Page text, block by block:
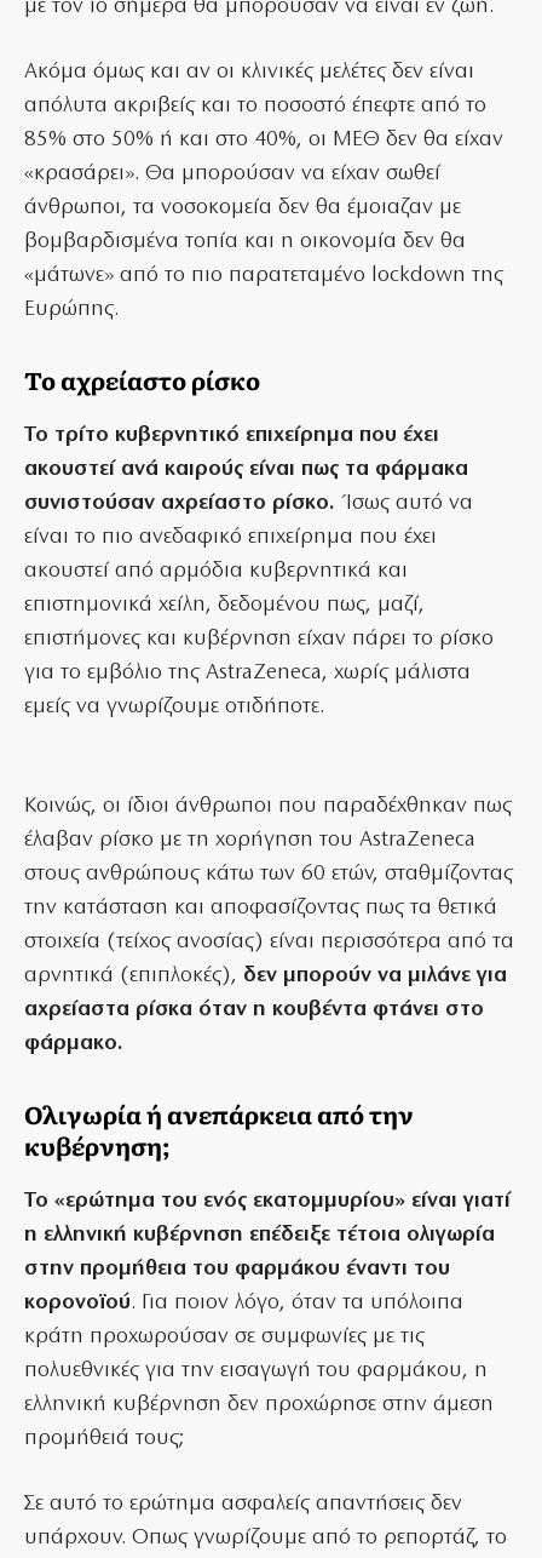
με τον ιό σήμερα θα μπορούσαν να είναι εν ζωή.
Ακόμα όμως και αν οι κλινικές μελέτες δεν είναι
απόλυτα ακριβείς και το ποσοστό έπεφτε από το
85% στο 50% ή και στο 40%, οι ΜΕΘ δεν θα είχαν
«κρασάρει». Θα μπορούσαν να είχαν σωθεί
άνθρωποι, τα νοσοκομεία δεν θα έμοιαζαν με
βομβαρδισμένα τοπία και η οικονομία δεν θα
«μάτωνε» από το πιο παρατεταμένο lockdown της
Ευρώπης.
Το αχρείαστο ρίσκο
Το τρίτο κυβερνητικό επιχείρημα που έχει
ακουστεί ανά καιρούς είναι πως τα φάρμακα
συνιστούσαν αχρείαστο ρίσκο. Ίσως αυτό να
είναι το πιο ανεδαφικό επιχείρημα που έχει
ακουστεί από αρμόδια κυβερνητικά και
επιστημονικά χείλη, δεδομένου πως, μαζί,
επιστήμονες και κυβέρνηση είχαν πάρει το ρίσκο
για το εμβόλιο της AstraZeneca, χωρίς μάλιστα
εμείς να γνωρίζουμε οτιδήποτε.
Κοινώς, οι ίδιοι άνθρωποι που παραδέχθηκαν πως
έλαβαν ρίσκο με τη χορήγηση του AstraZeneca
στους ανθρώπους κάτω των 60 ετών, σταθμίζοντας
την κατάσταση και αποφασίζοντας πως τα θετικά
στοιχεία (τείχος ανοσίας) είναι περισσότερα από τα
αρνητικά (επιπλοκές), δεν μπορούν να μιλάνε για
αχρείαστα ρίσκα όταν η κουβέντα φτάνει στο
φάρμακο.
Ολιγωρία ή ανεπάρκεια από την
κυβέρνηση;
Το «ερώτημα του ενός εκατομμυρίου» είναι γιατί
η ελληνική κυβέρνηση επέδειξε τέτοια ολιγωρία
στην προμήθεια του φαρμάκου έναντι του
κορονοϊού. Για ποιον λόγο, όταν τα υπόλοιπα
κράτη προχωρούσαν σε συμφωνίες με τις
πολυεθνικές για την εισαγωγή του φαρμάκου, η
ελληνική κυβέρνηση δεν προχώρησε στην άμεση
προμήθειά τους;
Σε αυτό το ερώτημα ασφαλείς απαντήσεις δεν
υπάρχουν. Οπως γνωρίζουμε από το ρεπορτάζ, το